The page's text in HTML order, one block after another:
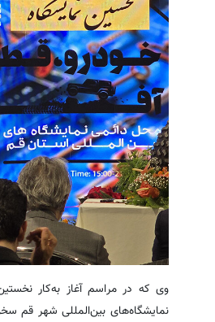
وی که در مراسم آغاز به‌کار
نمایشگاه‌های بین‌المللی شهر قم